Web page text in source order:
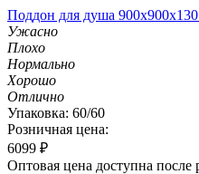
Поддон для душа
Ужасно
Плохо
Нормально
Хорошо
Отлично
Упаковка: 60/60
Розничная цена:
6099 ₽
Оптовая цена доступна после